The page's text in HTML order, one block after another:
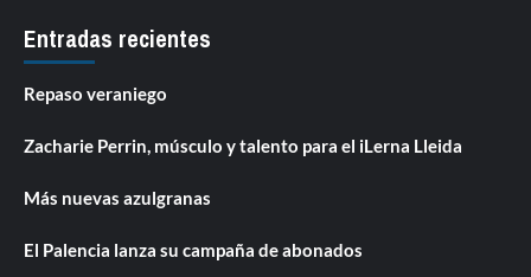
Entradas recientes
Repaso veraniego
Zacharie Perrin, músculo y talento para el iLerna Lleida
Más nuevas azulgranas
El Palencia lanza su campaña de abonados